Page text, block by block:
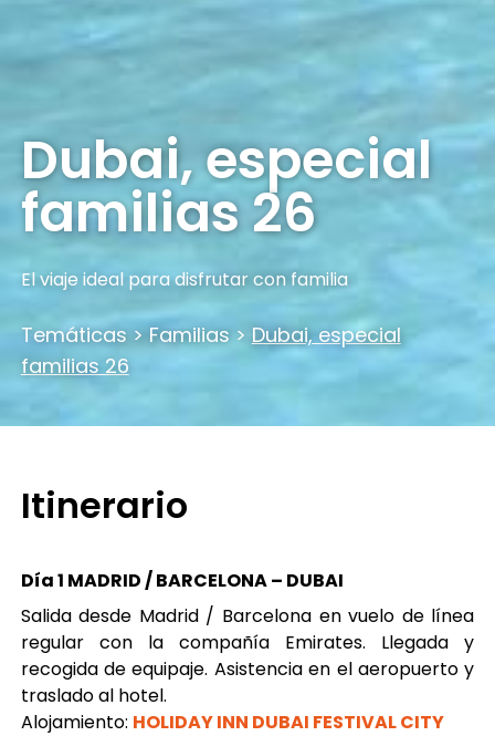
Dubai, especial
familias 26
El viaje ideal para disfrutar con familia
Temáticas > Familias > Dubai, especial
familias 26
Itinerario
Día 1 MADRID / BARCELONA – DUBAI
Salida desde Madrid / Barcelona en vuelo de línea
regular con la compañía Emirates. Llegada y
recogida de equipaje. Asistencia en el aeropuerto y
traslado al hotel.
Alojamiento: HOLIDAY INN DUBAI FESTIVAL CITY